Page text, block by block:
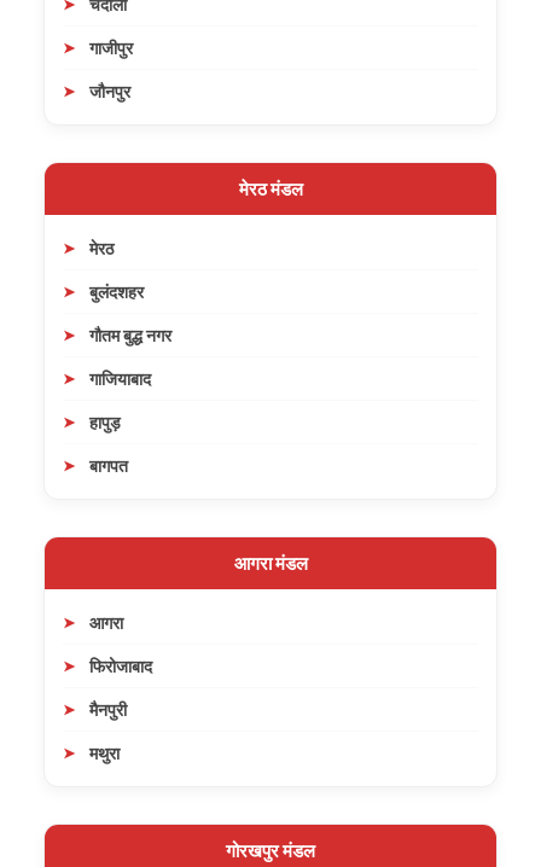
चंदौली
गाजीपुर
जौनपुर
मेरठ मंडल
मेरठ
बुलंदशहर
गौतम बुद्ध नगर
गाजियाबाद
हापुड़
बागपत
आगरा मंडल
आगरा
फिरोजाबाद
मैनपुरी
मथुरा
गोरखपुर मंडल